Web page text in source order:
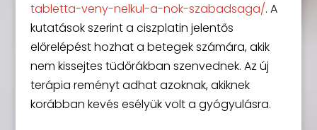
tabletta-veny-nelkul-a-nok-szabadsaga/. A
kutatások szerint a ciszplatin jelentős
előrelépést hozhat a betegek számára, akik
nem kissejtes tüdőrákban szenvednek. Az új
terápia reményt adhat azoknak, akiknek
korábban kevés esélyük volt a gyógyulásra.